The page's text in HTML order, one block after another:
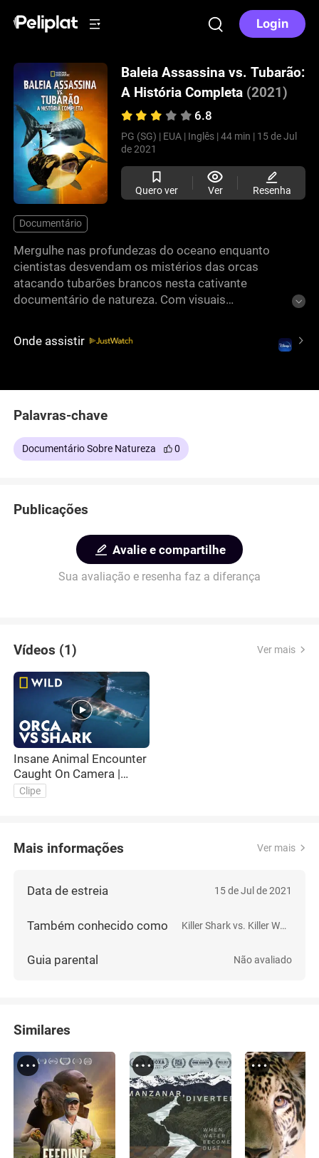
Login
Baleia Assassina vs. Tubarão:
A História Completa (2021)
6.8
PG (SG) | EUA | Inglês | 44 min | 15 de Jul
de 2021
Quero ver Ver Resenha
Documentário
Mergulhe nas profundezas do oceano enquanto
cientistas desvendam os mistérios das orcas
atacando tubarões brancos nesta cativante
documentário de natureza. Com visuais
oferece uma visão fascinante do mundo complexo
dos predadores subaquáticos. Se você gosta de
Onde assistir
Palavras-chave
Documentário Sobre Natureza 0
Publicações
Avalie e compartilhe
Sua avaliação e resenha faz a diferança
Vídeos (1) Ver mais
Insane Animal Encounter
Caught On Camera |
Killer Shark Vs Killer
Clipe
Mais informações Ver mais
Data de estreia 15 de Jul de 2021
Também conhecido como Killer Shark vs. Killer Whale
Guia parental Não avaliado
Similares